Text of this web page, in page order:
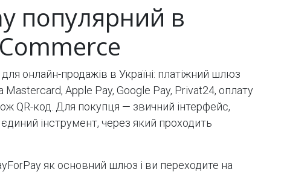
популярний в
онлайн-продажів в Україні: платіжний шлюз
Mastercard, Apple Pay, Google Pay, Privat24, оплату
QR-код. Для покупця — звичний інтерфейс,
інструмент, через який проходить
як основний шлюз і ви переходите на